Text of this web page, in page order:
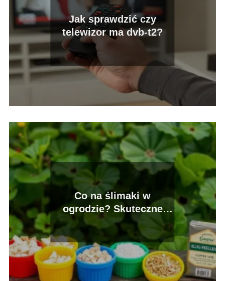
Jak sprawdzić czy
telewizor ma dvb-t2?
Co na ślimaki w
ogrodzie? Skuteczne
metody walki z
szkodnikami